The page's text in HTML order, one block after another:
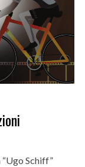
Schiff”